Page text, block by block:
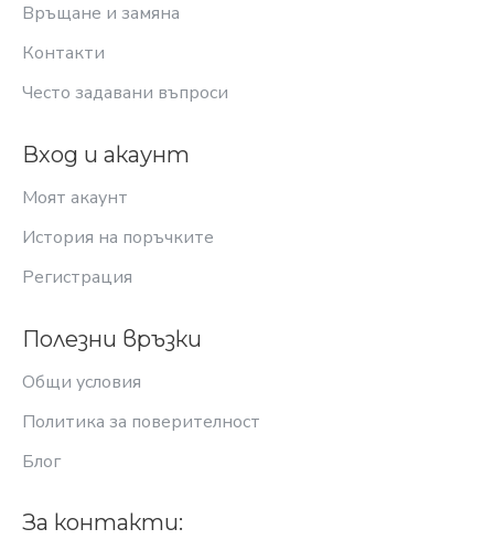
Връщане и замяна
Контакти
Често задавани въпроси
Вход и акаунт
Моят акаунт
История на поръчките
Регистрация
Полезни връзки
Общи условия
Политика за поверителност
Блог
За контакти: